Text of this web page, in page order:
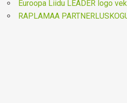
Euroopa Liidu LEADER logo
RAPLAMAA